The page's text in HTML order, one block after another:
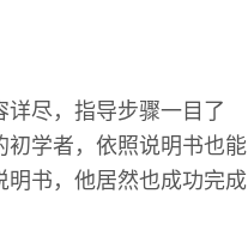
尽，指导步骤一目了
初学者，依照说明书也能
明书，他居然也成功完成